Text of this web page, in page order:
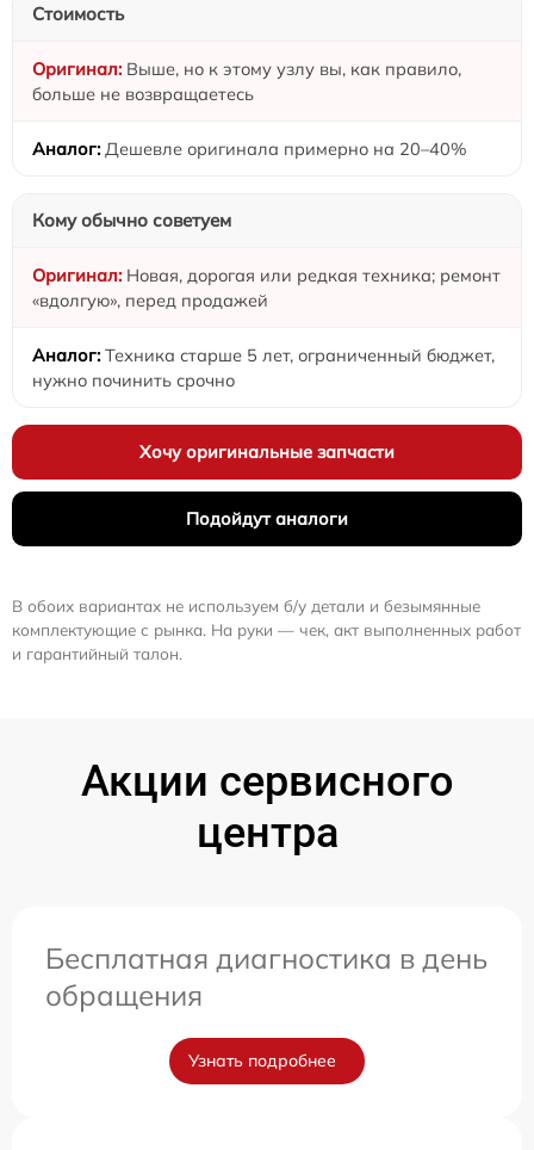
Стоимость
Выше, но к этому узлу вы, как правило,
больше не возвращаетесь
Дешевле оригинала примерно на 20–40%
Кому обычно советуем
Новая, дорогая или редкая техника; ремонт
«вдолгую», перед продажей
Техника старше 5 лет, ограниченный бюджет,
нужно починить срочно
Хочу оригинальные запчасти
Подойдут аналоги
В обоих вариантах не используем б/у детали и безымянные
комплектующие с рынка. На руки — чек, акт выполненных работ
и гарантийный талон.
Акции сервисного
центра
Бесплатная диагностика в день
обращения
Узнать подробнее